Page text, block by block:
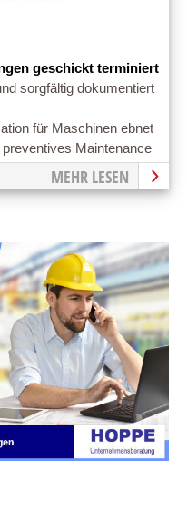
geschickt terminiert
sorgfältig dokumentiert
für Maschinen ebnet
Maintenance
MEHR LESEN